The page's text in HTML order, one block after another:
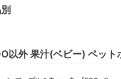
以外果汁(ベビー) ペット